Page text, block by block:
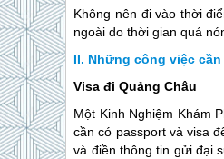
Không nên đi vào thời
ngoài do thời gian quá
Những công việc
Visa đi Quảng Châu
Một Kinh Nghiệm Khám
cần có passport và visa
và điền thông tin gửi đại